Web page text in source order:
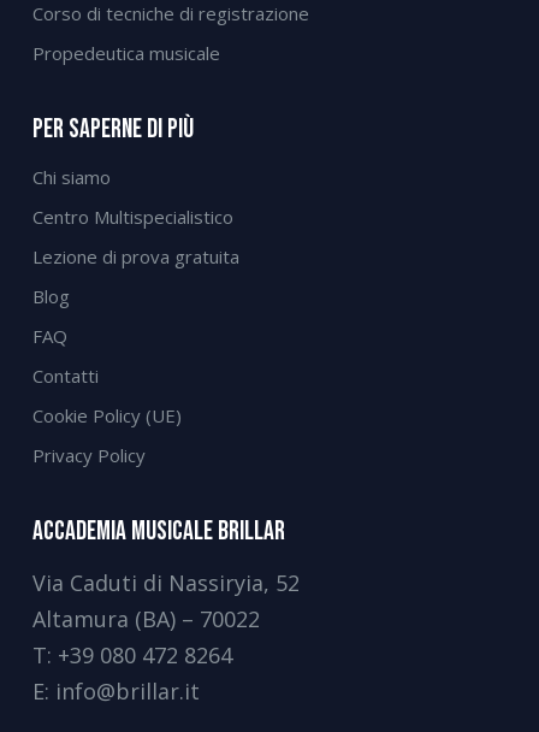
Corso di tecniche di registrazione
Propedeutica musicale
Per Saperne Di Più
Chi siamo
Centro Multispecialistico
Lezione di prova gratuita
Blog
FAQ
Contatti
Cookie Policy (UE)
Privacy Policy
Accademia Musicale Brillar
Via Caduti di Nassiryia, 52
Altamura (BA) – 70022
T: +39 080 472 8264
E: info@brillar.it